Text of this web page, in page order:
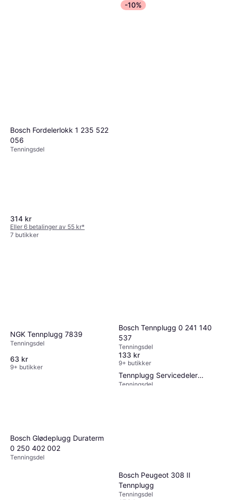
Bosch Fordelerlokk 1 235 522
056
Tenningsdel
314 kr
Eller 6 betalinger av 55 kr*
7 butikker
-10%
Bosch Volkswagen
Tennplugg Servicedeler
Bildeler
Tenningsdel
NGK Tennplugg 7839
Tenningsdel
63 kr
9+ butikker
Bosch Tennplugg 0 241 140
537
Tenningsdel
133 kr
9+ butikker
Bosch Glødeplugg Duraterm
0 250 402 002
Tenningsdel
Bosch Peugeot 308 II
Tennplugg
Tenningsdel